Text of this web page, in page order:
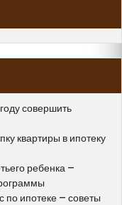
совершить
квартиры в ипотеку
ребенка –
по ипотеке – советы